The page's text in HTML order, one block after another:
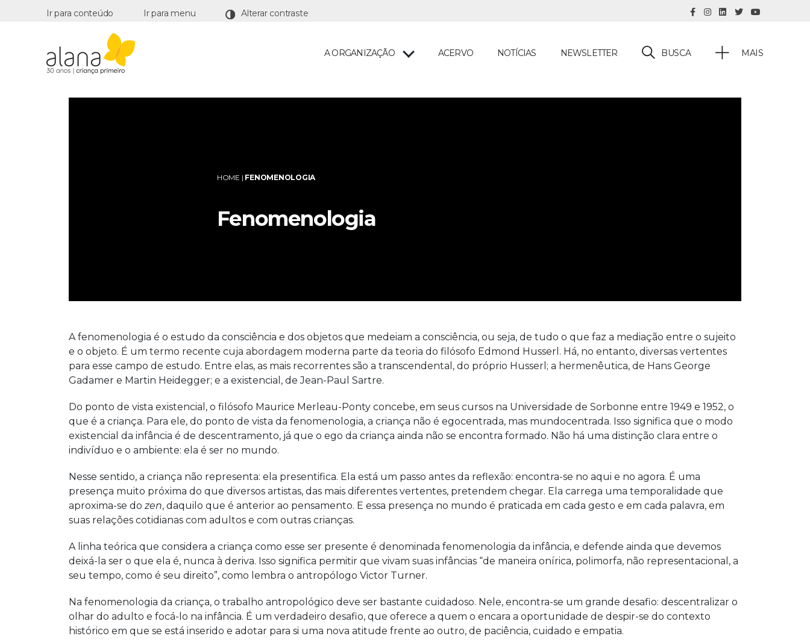
Ir para conteúdo Ir para menu
A ORGANIZAÇÃO ACERVO NOTÍCIAS NEWSLETTER BUSCA MAIS
HOME | FENOMENOLOGIA
Fenomenologia
A fenomenologia é o estudo da consciência e dos objetos que medeiam a consciência, ou seja, de tudo o que faz a mediação entre o sujeito
e o objeto. É um termo recente cuja abordagem moderna parte da teoria do filósofo Edmond Husserl. Há, no entanto, diversas vertentes
para esse campo de estudo. Entre elas, as mais recorrentes são a transcendental, do próprio Husserl; a hermenêutica, de Hans George
Gadamer e Martin Heidegger; e a existencial, de Jean-Paul Sartre.
Do ponto de vista existencial, o filósofo Maurice Merleau-Ponty concebe, em seus cursos na Universidade de Sorbonne entre 1949 e 1952, o
que é a criança. Para ele, do ponto de vista da fenomenologia, a criança não é egocentrada, mas mundocentrada. Isso significa que o modo
existencial da infância é de descentramento, já que o ego da criança ainda não se encontra formado. Não há uma distinção clara entre o
indivíduo e o ambiente: ela é ser no mundo.
Nesse sentido, a criança não representa: ela presentifica. Ela está um passo antes da reflexão: encontra-se no aqui e no agora. É uma
presença muito próxima do que diversos artistas, das mais diferentes vertentes, pretendem chegar. Ela carrega uma temporalidade que
aproxima-se do zen, daquilo que é anterior ao pensamento. E essa presença no mundo é praticada em cada gesto e em cada palavra, em
suas relações cotidianas com adultos e com outras crianças.
A linha teórica que considera a criança como esse ser presente é denominada fenomenologia da infância, e defende ainda que devemos
deixá-la ser o que ela é, nunca à deriva. Isso significa permitir que vivam suas infâncias “de maneira onírica, polimorfa, não representacional, a
seu tempo, como é seu direito”, como lembra o antropólogo Victor Turner.
Na fenomenologia da criança, o trabalho antropológico deve ser bastante cuidadoso. Nele, encontra-se um grande desafio: descentralizar o
olhar do adulto e focá-lo na infância. É um verdadeiro desafio, que oferece a quem o encara a oportunidade de despir-se do contexto
histórico em que se está inserido e adotar para si uma nova atitude frente ao outro, de paciência, cuidado e empatia.